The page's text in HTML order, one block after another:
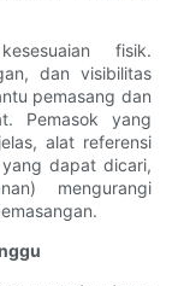
fisik.
dan visibilitas
pemasang dan
Pemasok yang
alat referensi
dapat dicari,
mengurangi